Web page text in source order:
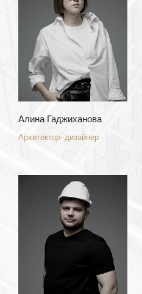
Алина Гаджиханова
Архитектор-дизайнер